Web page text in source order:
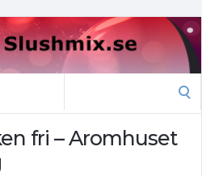
fri – Aromhuset